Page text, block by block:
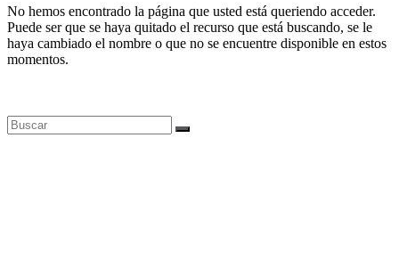
No hemos encontrado la página que usted está queriendo acceder.
Puede ser que se haya quitado el recurso que está buscando, se le
haya cambiado el nombre o que no se encuentre disponible en estos
momentos.